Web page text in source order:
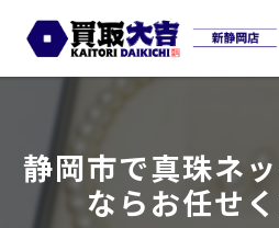
静岡市で真珠ネ
ならお任せ